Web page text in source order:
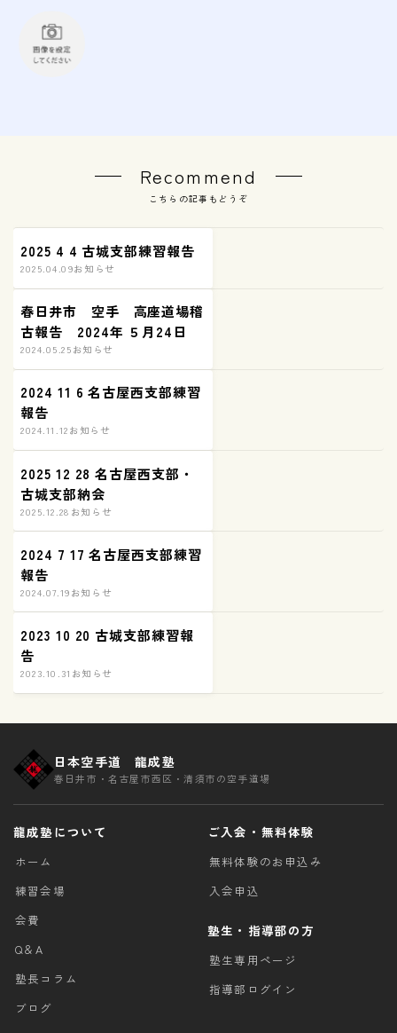
Recommend
こちらの記事もどうぞ
2025 4 4 古城支部練習報告
2025.04.09お知らせ
春日井市 空手 高座道場稽
古報告 2024年 ５月24日
2024.05.25お知らせ
2024 11 6 名古屋西支部練習
報告
2024.11.12お知らせ
2025 12 28 名古屋西支部・
古城支部納会
2025.12.28 お知らせ
2024 7 17 名古屋西支部練習
報告
2024.07.19お知らせ
2023 10 20 古城支部練習報
告
2023.10.31 お知らせ
日本空手道 龍成塾
春日井市・名古屋市西区・清須市の空手道場
龍成塾について
ホーム
練習会場
会費
Q＆A
塾長コラム
ブログ
ご入会・無料体験
無料体験のお申込み
入会申込
塾生・指導部の方
塾生専用ページ
指導部ログイン